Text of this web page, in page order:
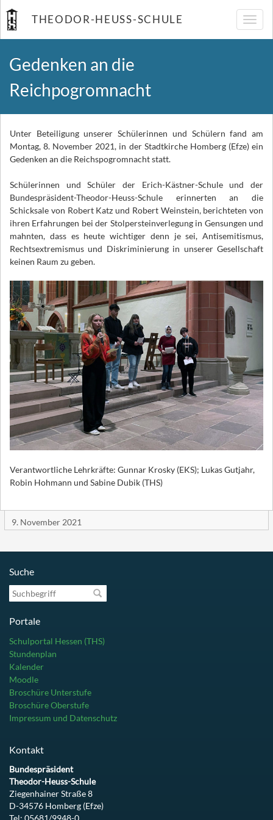
THEODOR-HEUSS-SCHULE
Gedenken an die
Reichpogromnacht
Unter Beteiligung unserer Schülerinnen und Schülern fand am
Montag, 8. November 2021, in der Stadtkirche Homberg (Efze) ein
Gedenken an die Reichspogromnacht statt.
Schülerinnen und Schüler der Erich-Kästner-Schule und der
Bundespräsident-Theodor-Heuss-Schule erinnerten an die
Schicksale von Robert Katz und Robert Weinstein, berichteten von
ihren Erfahrungen bei der Stolpersteinverlegung in Gensungen und
mahnten, dass es heute wichtiger denn je sei, Antisemitismus,
Rechtsextremismus und Diskriminierung in unserer Gesellschaft
keinen Raum zu geben.
Verantwortliche Lehrkräfte: Gunnar Krosky (EKS); Lukas Gutjahr,
Robin Hohmann und Sabine Dubik (THS)
9. November 2021
Suche
Suchbegriff
Portale
Schulportal Hessen (THS)
Stundenplan
Kalender
Moodle
Broschüre Unterstufe
Broschüre Oberstufe
Impressum und Datenschutz
Kontakt
Bundespräsident
Theodor-Heuss-Schule
Ziegenhainer Straße 8
D-34576 Homberg (Efze)
Tel: 05681/9948-0